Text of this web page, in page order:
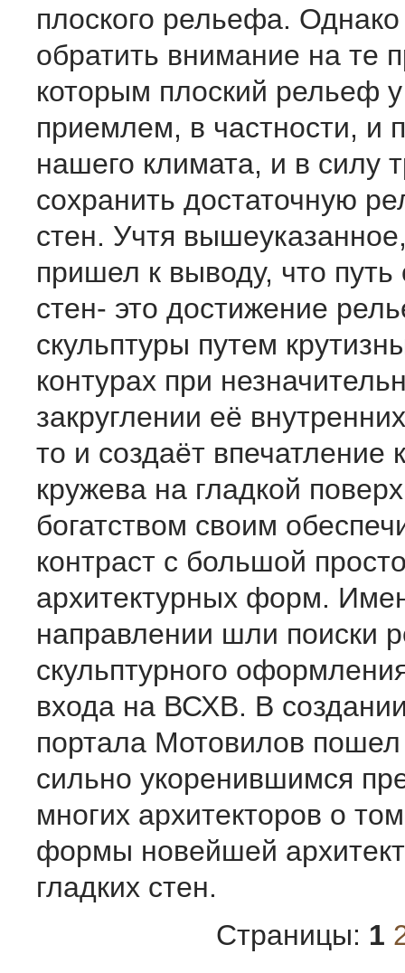
плоского рельефа. Однако
обратить внимание на те
которым плоский рельеф
приемлем, в частности, и
нашего климата, и в силу
сохранить достаточную
стен. Учтя
пришел к выводу, что
стен- это достижение
скульптуры путем
контурах при
закруглении её
то и создаёт впечатление
кружева на гладкой
богатством своим
контраст с большой
архитектурных форм.
направлении шли поиски
скульптурного
входа на ВСХВ. В
портала Мотовилов пошел
сильно укоренившимся
многих архитекторов о
формы новейшей
гладких стен.
Страницы: 1